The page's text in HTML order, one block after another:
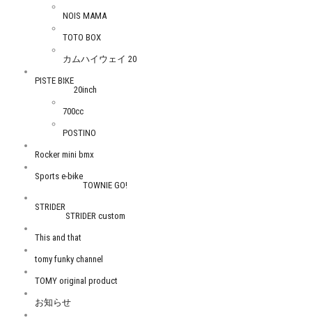
NOIS MAMA
TOTO BOX
カムハイウェイ 20
PISTE BIKE
20inch
700cc
POSTINO
Rocker mini bmx
Sports e-bike
TOWNIE GO!
STRIDER
STRIDER custom
This and that
tomy funky channel
TOMY original product
お知らせ